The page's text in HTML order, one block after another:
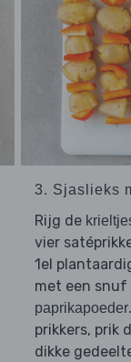
3. Sjaslieks
Rijg de
vier
1el
met een
paprikapoeder
prikkers, prik
dikke